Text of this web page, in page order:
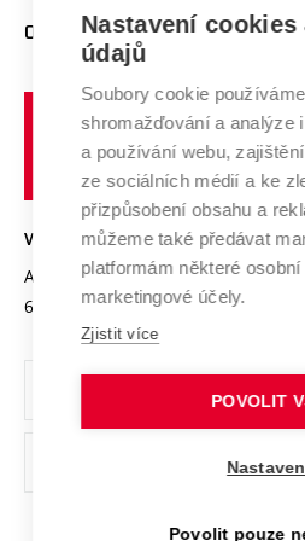
E-přihláška
Doktorské studium
Podpora podnikání
Mezinárodní vědecká rada
Systém zajišťování kvality výzkumu
Výzkumné infrastruktury
Transfer znalostí
Open Science
Projekty
Projekty ze strukturálních fondů
Specifický výzkum
Zahraniční spolupráce
Spolupráce se školami
Služby univerzity
Mezinárodní dohody
Univerzitní sítě
O UNIVERZITĚ
Profil univerzity
Udržitelná univerzita
Podnikavá univerzita / ContriBUTe
Bezpečná univerzita
Vyznamenání
Organizační struktura
Ochrana osobních údajů
odkaz)
VYSOKÉ UČENÍ TECHNICKÉ V
Antonínská 548/1
602 00 Brno
www.vut.cz
vut@vutbr.cz
Nastavení
údajů
Soubory cookie
shromažďování a analýze
a používání webu,
ze sociálních médií a ke
přizpůsobení obsahu a
můžeme také předávat
platformám některé osobní
marketingové účely.
Zjistit více
POVOLIT
Povolit pouze